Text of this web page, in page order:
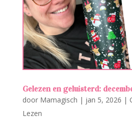
Gelezen en geluisterd:
door Mamagisch | jan 5, 2026 |
Lezen